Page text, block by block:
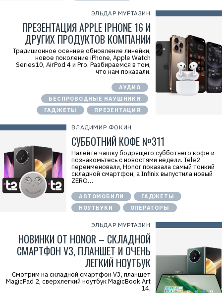
ЭЛЬДАР МУРТАЗИН
ПРЕЗЕНТАЦИЯ APPLE IPHONE 16 И
ДРУГИХ ПРОДУКТОВ КОМПАНИИ
Традиционное осеннее обновление линейки,
новое поколение iPhone, Apple Watch
Series10, AirPod 4 и Pro. Разбираемся в том,
что нам показали.
АУДИО
БЕСПРОВОДНЫЕ НАУШНИКИ
ГАДЖЕТЫ
ПРЕЗЕНТАЦИЯ
ВЛАДИМИР ФОКИН
СУББОТНИЙ КОФЕ №311
Налейте чашку бодрящего субботнего кофе и
познакомьтесь с новостями недели. Tele2
переименовали, Honor показала самый тонкий
складной смартфон, а Infinix выпустила новый
ZERO…
АВТОМОБИЛИ
ГАДЖЕТЫ
НОУТБУКИ
ОПЕРАТОРЫ
ЭЛЬДАР МУРТАЗИН
НОВИНКИ ОТ HONOR – СКЛАДНОЙ
СМАРТФОН V3, ПЛАНШЕТ И ОЧЕНЬ
ЛЕГКИЙ НОУТБУК
Смотрим на складной смартфон V3, планшет
MagicPad 2, сверхлегкий ноутбук MagicBook Art
14.